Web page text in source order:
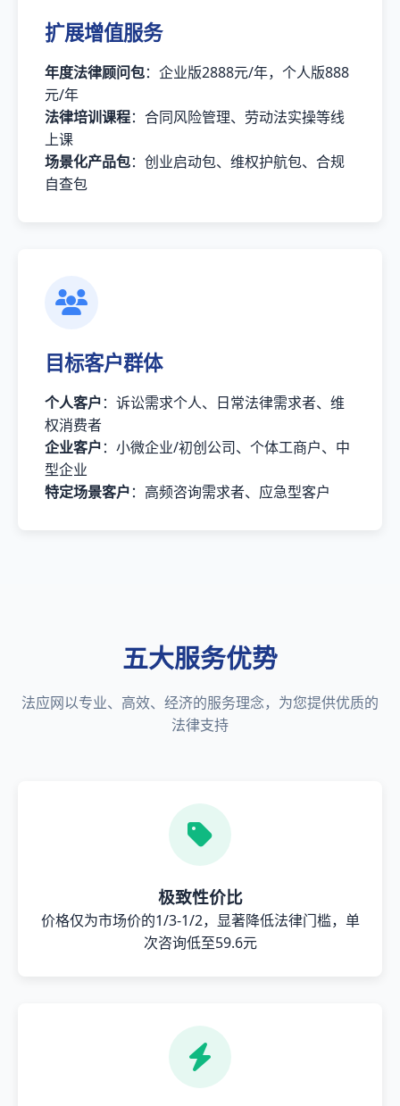
扩展增值服务
年度法律顾问包：企业版2888元/年，个人版888
元/年
法律培训课程：合同风险管理、劳动法实操等线
上课
场景化产品包：创业启动包、维权护航包、合规
自查包
目标客户群体
个人客户：诉讼需求个人、日常法律需求者、维
权消费者
企业客户：小微企业/初创公司、个体工商户、中
型企业
特定场景客户：高频咨询需求者、应急型客户
五大服务优势
法应网以专业、高效、经济的服务理念，为您提供优质的
法律支持
极致性价比
价格仅为市场价的1/3-1/2，显著降低法律门槛，单
次咨询低至59.6元